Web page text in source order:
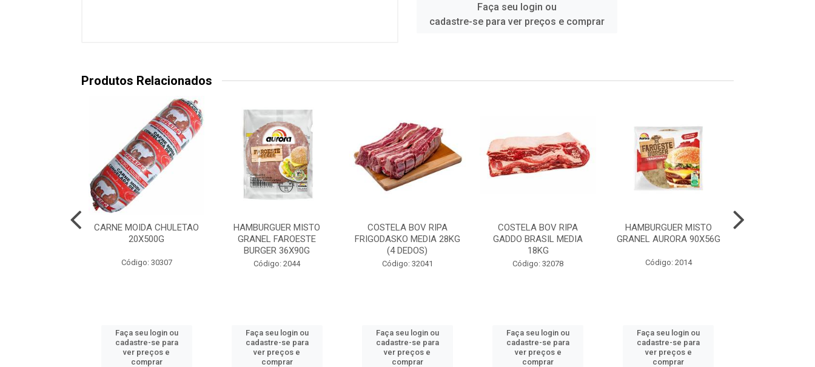
Faça seu login ou
cadastre-se para ver preços e comprar
Produtos Relacionados
CARNE MOIDA CHULETAO
20X500G
Código: 30307
Faça seu login ou
cadastre-se para
ver preços e
comprar
HAMBURGUER MISTO
GRANEL FAROESTE
BURGER 36X90G
Código: 2044
Faça seu login ou
cadastre-se para
ver preços e
comprar
COSTELA BOV RIPA
FRIGODASKO MEDIA 28KG
(4 DEDOS)
Código: 32041
Faça seu login ou
cadastre-se para
ver preços e
comprar
COSTELA BOV RIPA
GADDO BRASIL MEDIA
18KG
Código: 32078
Faça seu login ou
cadastre-se para
ver preços e
comprar
HAMBURGUER MISTO
GRANEL AURORA 90X56G
Código: 2014
Faça seu login ou
cadastre-se para
ver preços e
comprar